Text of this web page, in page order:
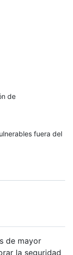
de
fuera del
de mayor
la seguridad